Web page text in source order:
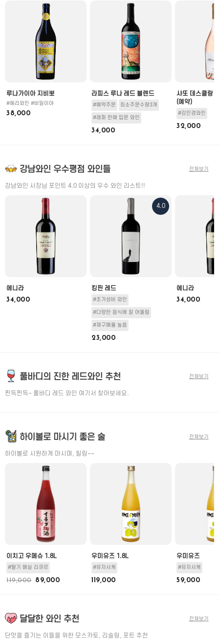
루나가이아 지비뽀
#혜리와인 #비밀이야
38,000
라피스 루나 레드 블렌드
#예약주문 최소주문수량3개
#래퍼 한해 입문 와인
34,000
샤또 데스클랑
(예약)
#강민경와인
32,000
전체보기
강남와인 우수평점 와인들
강남와인 사장님 포인트 4.0 이상의 우수 와인 리스트!!
에니라
34,000
4.0
킹핀 레드
#초가성비 와인
#다양한 음식에 잘 어울림
#재구매율 높음
23,000
에니라
34,000
전체보기
풀바디의 진한 레드와인 추천
찐득찐득~ 풀바디 레드 와인 여기서 찾아보세요.
전체보기
하이볼로 마시기 좋은 술
하이볼로 시원하게 마시며, 힐링~~
이치고 우메슈 1.8L
#딸기 매실 리큐르
119,000 89,000
우미유즈 1.8L
#유자사케
119,000
우미유즈
#유자사케
59,000
전체보기
달달한 와인 추천
단맛을 즐기는 이들을 위한 모스카토, 리슬링, 포트 추천